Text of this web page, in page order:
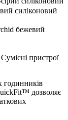
Сумісні пристрої
годинників
дозволяє